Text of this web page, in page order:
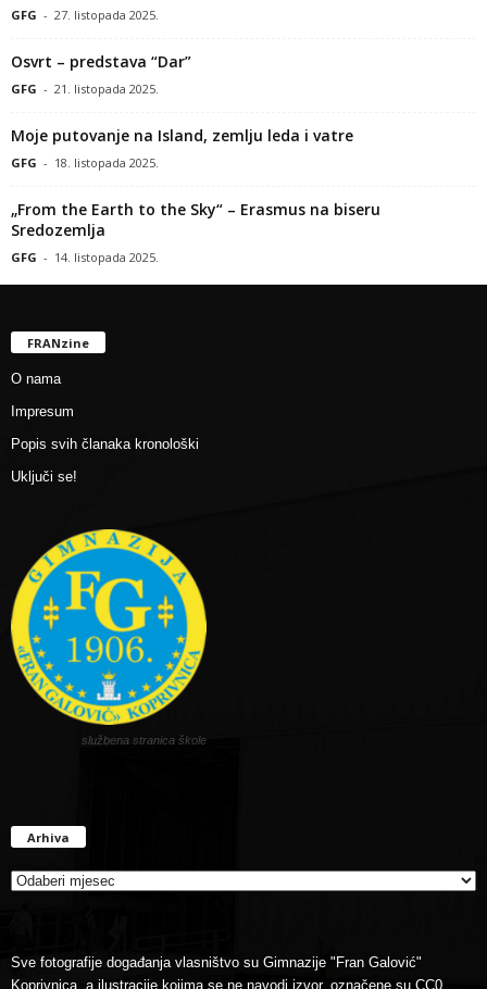
GFG - 27. listopada 2025.
Osvrt – predstava “Dar”
GFG - 21. listopada 2025.
Moje putovanje na Island, zemlju leda i vatre
GFG - 18. listopada 2025.
„From the Earth to the Sky“ – Erasmus na biseru
Sredozemlja
GFG - 14. listopada 2025.
FRANzine
O nama
Impresum
Popis svih članaka kronološki
Uključi se!
službena stranica škole
Arhiva
Sve fotografije događanja vlasništvo su Gimnazije "Fran Galović"
Koprivnica, a ilustracije kojima se ne navodi izvor, označene su CC0